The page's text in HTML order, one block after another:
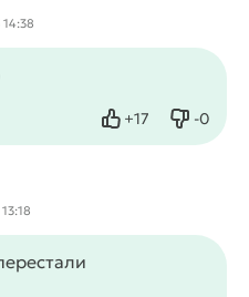
+17
Нравится -0
Не